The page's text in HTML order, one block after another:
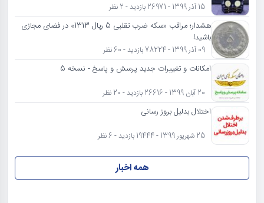
15 آذر 1399 - 26971 بازدید - 2 نظر
هشدار؛ مراقب «سکه ضرب تقلبی 5 ریال 1313» در فضای مجازی
باشید!
09 آذر 1399 - 78224 بازدید - 60 نظر
امکانات و تغییرات جدید پرسش و پاسخ - نسخه 5
20 آبان 1399 - 26616 بازدید - 20 نظر
اختلال بدلیل بروز رسانی
25 شهریور 1399 - 19444 بازدید - 6 نظر
همه اخبار